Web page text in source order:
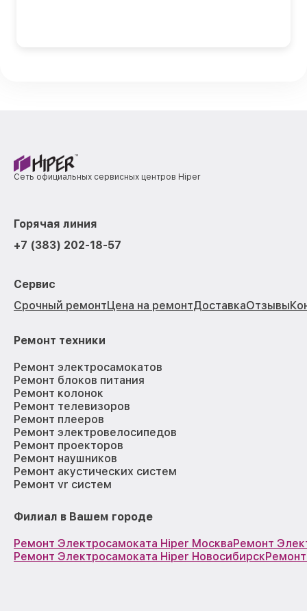
Сеть официальных сервисных центров Hiper
Горячая линия
+7 (383) 202-18-57
Сервис
Срочный ремонтЦена на ремонтДоставкаОтзывы
Ремонт техники
Ремонт электросамокатов
Ремонт блоков питания
Ремонт колонок
Ремонт телевизоров
Ремонт плееров
Ремонт электровелосипедов
Ремонт проекторов
Ремонт наушников
Ремонт акустических систем
Ремонт vr систем
Филиал в Вашем городе
Ремонт Электросамоката Hiper МоскваРемонт
Ремонт Электросамоката Hiper Новосибирск